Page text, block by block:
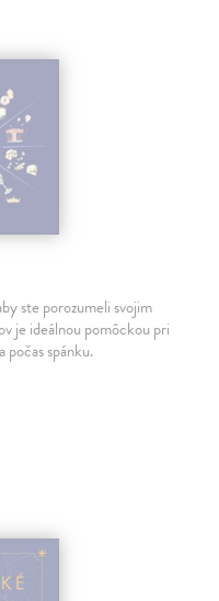
ste porozumeli svojim
je ideálnou pomôckou pri
počas spánku.